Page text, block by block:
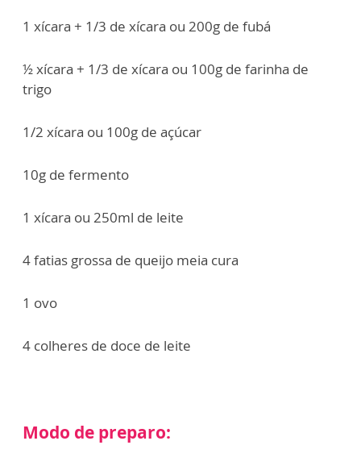
1 xícara + 1/3 de xícara ou 200g de fubá
½ xícara + 1/3 de xícara ou 100g de farinha de
trigo
1/2 xícara ou 100g de açúcar
10g de fermento
1 xícara ou 250ml de leite
4 fatias grossa de queijo meia cura
1 ovo
4 colheres de doce de leite
Modo de preparo: